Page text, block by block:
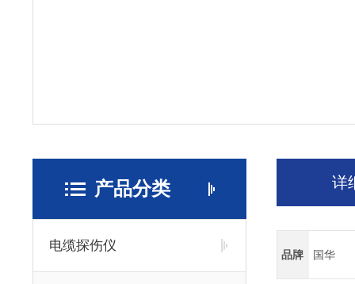
产品分类
电缆探伤仪
详
品牌 国华